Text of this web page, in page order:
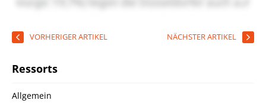
VORHERIGER ARTIKEL NÄCHSTER ARTIKEL
Ressorts
Allgemein